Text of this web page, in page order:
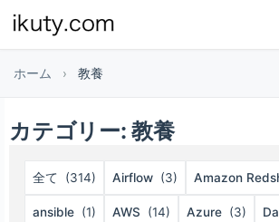
ホーム › 教養
カテゴリー:教養
全て (314) Airflow (3) Amazon
ansible (1) AWS (14) Azure (3)